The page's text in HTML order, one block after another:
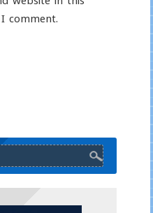
comment.